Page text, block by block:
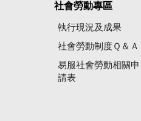
社會勞動專區
執行現況及成果
社會勞動制度Ｑ＆Ａ
易服社會勞動相關申
請表